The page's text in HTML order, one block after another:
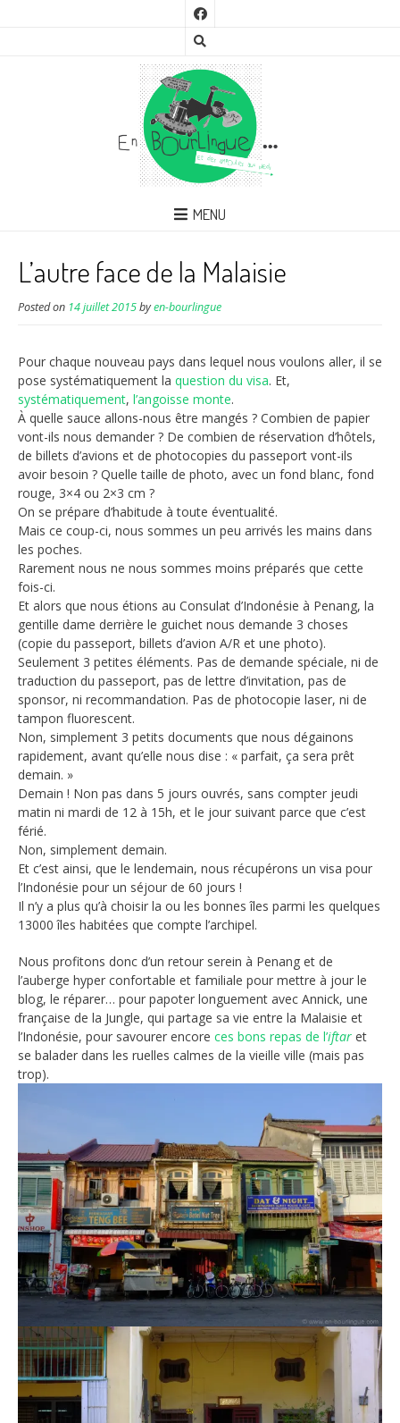
MENU
L’autre face de la Malaisie
Posted on 14 juillet 2015byen-bourlingue
Pour chaque nouveau pays dans lequel nous voulons aller, il se
pose systématiquement la question du visa. Et,
systématiquement, l’angoisse monte.
À quelle sauce allons-nous être mangés ? Combien de papier
vont-ils nous demander ? De combien de réservation d’hôtels,
de billets d’avions et de photocopies du passeport vont-ils
avoir besoin ? Quelle taille de photo, avec un fond blanc, fond
rouge, 3×4 ou 2×3 cm ?
On se prépare d’habitude à toute éventualité.
Mais ce coup-ci, nous sommes un peu arrivés les mains dans
les poches.
Rarement nous ne nous sommes moins préparés que cette
fois-ci.
Et alors que nous étions au Consulat d’Indonésie à Penang, la
gentille dame derrière le guichet nous demande 3 choses
(copie du passeport, billets d’avion A/R et une photo).
Seulement 3 petites éléments. Pas de demande spéciale, ni de
traduction du passeport, pas de lettre d’invitation, pas de
sponsor, ni recommandation. Pas de photocopie laser, ni de
tampon fluorescent.
Non, simplement 3 petits documents que nous dégainons
rapidement, avant qu’elle nous dise : « parfait, ça sera prêt
demain. »
Demain ! Non pas dans 5 jours ouvrés, sans compter jeudi
matin ni mardi de 12 à 15h, et le jour suivant parce que c’est
férié.
Non, simplement demain.
Et c’est ainsi, que le lendemain, nous récupérons un visa pour
l’Indonésie pour un séjour de 60 jours !
Il n’y a plus qu’à choisir la ou les bonnes îles parmi les quelques
13000 îles habitées que compte l’archipel.
Nous profitons donc d’un retour serein à Penang et de
l’auberge hyper confortable et familiale pour mettre à jour le
blog, le réparer… pour papoter longuement avec Annick, une
française de la Jungle, qui partage sa vie entre la Malaisie et
l’Indonésie, pour savourer encore ces bons repas de l’iftar et
se balader dans les ruelles calmes de la vieille ville (mais pas
trop).